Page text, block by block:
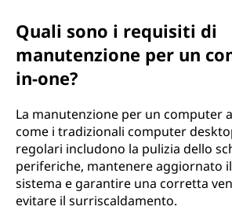
Quali sono i requisiti di
manutenzione per un
in-one?
La manutenzione per un computer
come i tradizionali computer
regolari includono la pulizia dello
periferiche, mantenere aggiornato
sistema e garantire una corretta
evitare il surriscaldamento.